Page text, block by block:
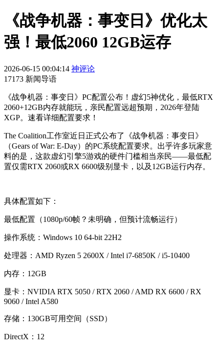
《战争机器：事变日》优化太
强！最低2060 12GB运存
2026-06-15 00:04:14 神评论
17173 新闻导语
《战争机器：事变日》PC配置公布！虚幻5神优化，最低RTX
2060+12GB内存就能玩，亲民配置远超预期，2026年登陆
XGP。速看详细配置要求！
The Coalition工作室近日正式公布了《战争机器：事变日》
（Gears of War: E-Day）的PC系统配置要求。出乎许多玩家意
料的是，这款虚幻引擎5游戏的硬件门槛相当亲民——最低配
置仅需RTX 2060或RX 6600级别显卡，以及12GB运行内存。
具体配置如下：
最低配置（1080p/60帧？未明确，但预计流畅运行）
操作系统：Windows 10 64-bit 22H2
处理器：AMD Ryzen 5 2600X / Intel i7-6850K / i5-10400
内存：12GB
显卡：NVIDIA RTX 5050 / RTX 2060 / AMD RX 6600 / RX
9060 / Intel A580
存储：130GB可用空间（SSD）
DirectX：12